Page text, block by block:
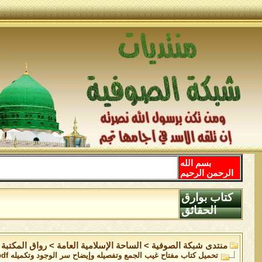
بسم الله
الرحمن الرحيم
كتاب بوارق
الحقائق
منتدى شبكة الصوفية > الساحة اﻹسلامية العامة >رواق المكتبة
تحميل كتاب مفتاح غيب الجمع وتفصيله وإيضاح سر الوجود وتكميله pdf مجاناً تأليف ص